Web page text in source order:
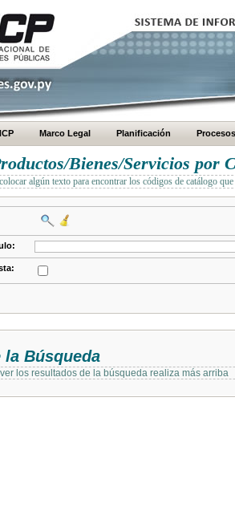
Marco Legal Planificación Procesos
Bienes/Servicios por
algún texto para encontrar los códigos de catálogo
la Búsqueda
los resultados de la búsqueda realiza más arriba